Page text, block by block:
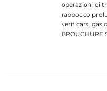
operazioni di
rabbocco
verificarsi gas
BROUCHURE